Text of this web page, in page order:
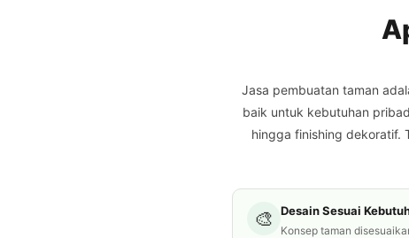
Jasa pembuatan taman
baik untuk kebutuhan
hingga finishing dekoratif.
🎨 Desain Sesuai
Konsep taman